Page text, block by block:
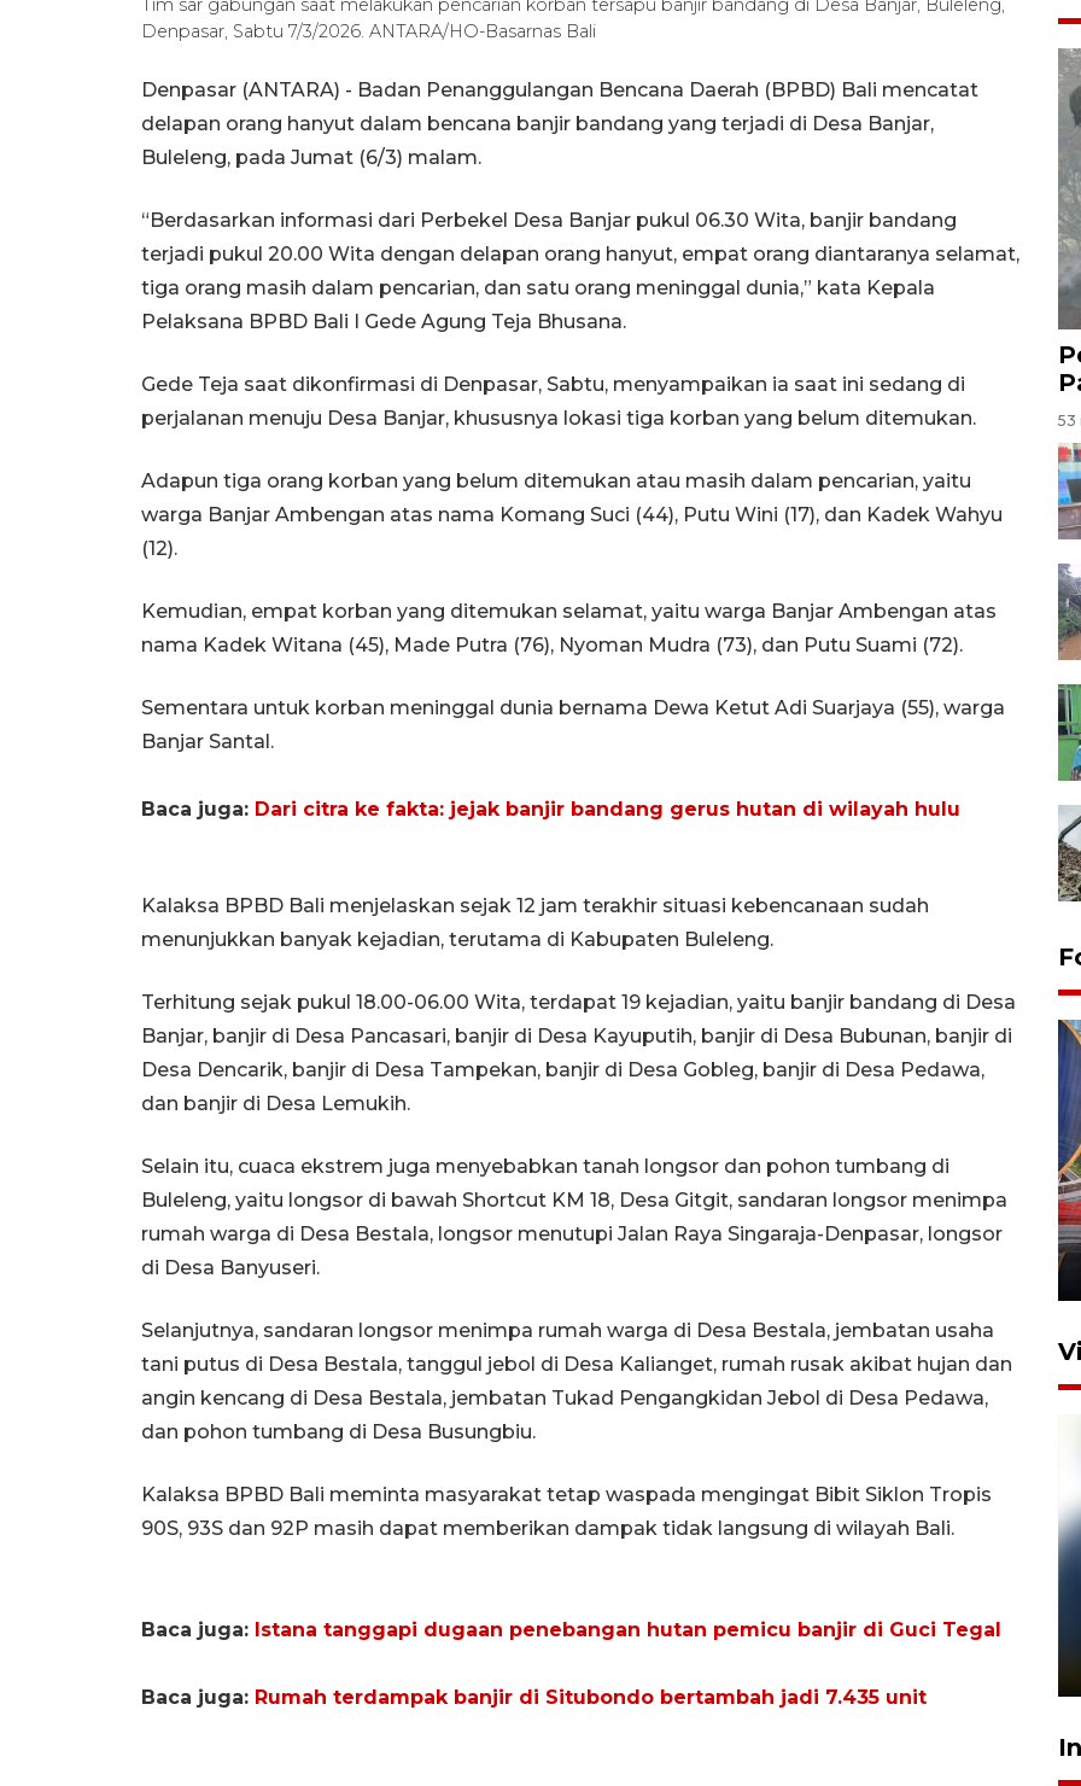
Tim sar gabungan saat melakukan pencarian korban tersapu banjir bandang di Desa Banjar, Buleleng,
Denpasar, Sabtu 7/3/2026. ANTARA/HO-Basarnas Bali
Denpasar (ANTARA) - Badan Penanggulangan Bencana Daerah (BPBD) Bali mencatat
delapan orang hanyut dalam bencana banjir bandang yang terjadi di Desa Banjar,
Buleleng, pada Jumat (6/3) malam.
“Berdasarkan informasi dari Perbekel Desa Banjar pukul 06.30 Wita, banjir bandang
terjadi pukul 20.00 Wita dengan delapan orang hanyut, empat orang diantaranya selamat,
tiga orang masih dalam pencarian, dan satu orang meninggal dunia,” kata Kepala
Pelaksana BPBD Bali I Gede Agung Teja Bhusana.
Gede Teja saat dikonfirmasi di Denpasar, Sabtu, menyampaikan ia saat ini sedang di
perjalanan menuju Desa Banjar, khususnya lokasi tiga korban yang belum ditemukan.
Adapun tiga orang korban yang belum ditemukan atau masih dalam pencarian, yaitu
warga Banjar Ambengan atas nama Komang Suci (44), Putu Wini (17), dan Kadek Wahyu
(12).
Kemudian, empat korban yang ditemukan selamat, yaitu warga Banjar Ambengan atas
nama Kadek Witana (45), Made Putra (76), Nyoman Mudra (73), dan Putu Suami (72).
Sementara untuk korban meninggal dunia bernama Dewa Ketut Adi Suarjaya (55), warga
Banjar Santal.
Baca juga: Dari citra ke fakta: jejak banjir bandang gerus hutan di wilayah hulu
Kalaksa BPBD Bali menjelaskan sejak 12 jam terakhir situasi kebencanaan sudah
menunjukkan banyak kejadian, terutama di Kabupaten Buleleng.
Terhitung sejak pukul 18.00-06.00 Wita, terdapat 19 kejadian, yaitu banjir bandang di Desa
Banjar, banjir di Desa Pancasari, banjir di Desa Kayuputih, banjir di Desa Bubunan, banjir di
Desa Dencarik, banjir di Desa Tampekan, banjir di Desa Gobleg, banjir di Desa Pedawa,
dan banjir di Desa Lemukih.
Selain itu, cuaca ekstrem juga menyebabkan tanah longsor dan pohon tumbang di
Buleleng, yaitu longsor di bawah Shortcut KM 18, Desa Gitgit, sandaran longsor menimpa
rumah warga di Desa Bestala, longsor menutupi Jalan Raya Singaraja-Denpasar, longsor
di Desa Banyuseri.
Selanjutnya, sandaran longsor menimpa rumah warga di Desa Bestala, jembatan usaha
tani putus di Desa Bestala, tanggul jebol di Desa Kalianget, rumah rusak akibat hujan dan
angin kencang di Desa Bestala, jembatan Tukad Pengangkidan Jebol di Desa Pedawa,
dan pohon tumbang di Desa Busungbiu.
Kalaksa BPBD Bali meminta masyarakat tetap waspada mengingat Bibit Siklon Tropis
90S, 93S dan 92P masih dapat memberikan dampak tidak langsung di wilayah Bali.
Baca juga: Istana tanggapi dugaan penebangan hutan pemicu banjir di Guci Tegal
Baca juga: Rumah terdampak banjir di Situbondo bertambah jadi 7.435 unit
53
Komisi V DPR tinjau
perlintasan sebidang di
Stasiun Bogor
sampai 8 tahan?